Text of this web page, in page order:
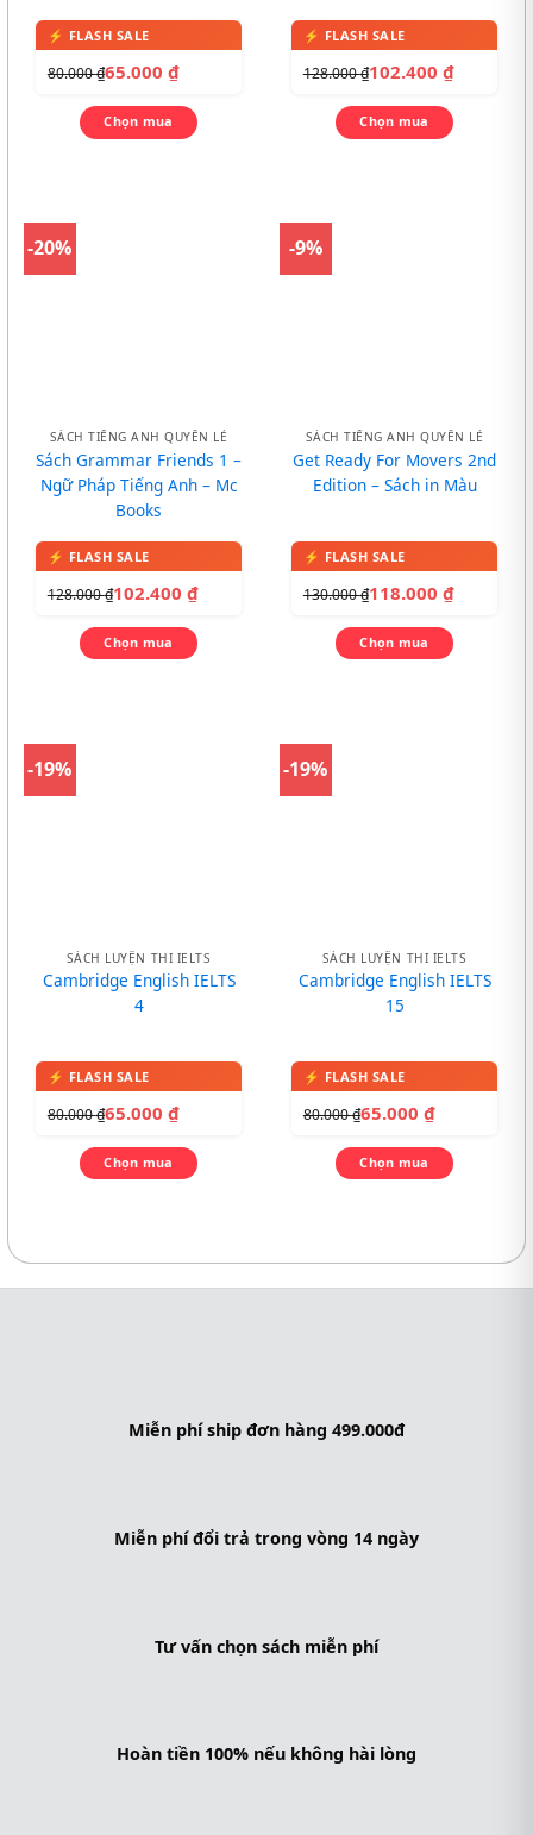
80.000₫65.000 ₫
Chọn mua
128.000₫102.400 ₫
Chọn mua
-20%
SÁCH TIẾNG ANH QUYỂN LẺ
Sách Grammar Friends 1 –
Ngữ Pháp Tiếng Anh – Mc
Books
128.000₫102.400 ₫
Chọn mua
-9%
SÁCH TIẾNG ANH QUYỂN LẺ
Get Ready For Movers 2nd
Edition – Sách in Màu
130.000₫118.000 ₫
Chọn mua
-19%
SÁCH LUYỆN THI IELTS
Cambridge English IELTS
4
80.000₫65.000 ₫
Chọn mua
-19%
SÁCH LUYỆN THI IELTS
Cambridge English IELTS
15
80.000₫65.000 ₫
Chọn mua
Miễn phí ship đơn hàng 499.000đ
Miễn phí đổi trả trong vòng 14 ngày
Tư vấn chọn sách miễn phí
Hoàn tiền 100% nếu không hài lòng